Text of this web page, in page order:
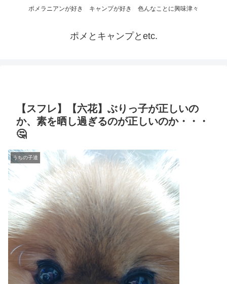
ポメラニアンが好き キャンプが好き 色んなことに興味津々
ポメとキャンプとetc.
【スフレ】【六花】ぶりっ子が正しいの
か、素を晒し過ぎるのが正しいのか・・・
🤔
うちの子達